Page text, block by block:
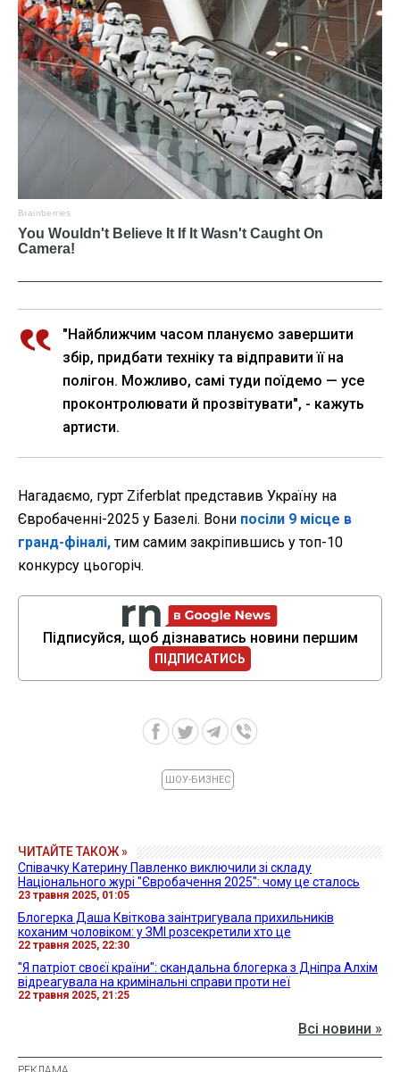
"Найближчим часом плануємо завершити
збір, придбати техніку та відправити її на
полігон. Можливо, самі туди поїдемо — усе
проконтролювати й прозвітувати", - кажуть
артисти.
Нагадаємо, гурт Ziferblat представив Україну на
Євробаченні-2025 у Базелі. Вони посіли 9 місце в
гранд-фіналі,тим самим закріпившись у топ-10
конкурсу цьогоріч.
Підписуйся, щоб дізнаватись новини першим
ПІДПИСАТИСЬ
ШОУ-БИЗНЕС
ЧИТАЙТЕ ТАКОЖ »
Співачку Катерину Павленко виключили зі складу
Національного журі "Євробачення 2025": чому це сталось
23 травня 2025, 01:05
Блогерка Даша Квіткова заінтригувала прихильників
коханим чоловіком: у ЗМІ розсекретили хто це
22 травня 2025, 22:30
"Я патріот своєї країни": скандальна блогерка з Дніпра Алхім
відреагувала на кримінальні справи проти неї
22 травня 2025, 21:25
Всі новини »